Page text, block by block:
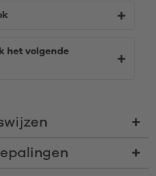
het volgende